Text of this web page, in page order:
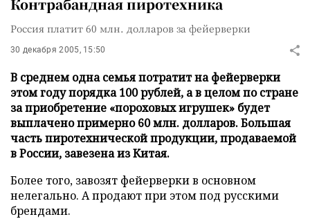
Контрабандная пиротехника
Россия платит 60 млн. долларов за фейерверки
30 декабря 2005, 15:50
В среднем одна семья потратит на фейерверки
этом году порядка 100 рублей, а в целом по стране
за приобретение «пороховых игрушек» будет
выплачено примерно 60 млн. долларов. Большая
часть пиротехнической продукции, продаваемой
в России, завезена из Китая.
Более того, завозят фейерверки в основном
нелегально. А продают при этом под русскими
брендами.